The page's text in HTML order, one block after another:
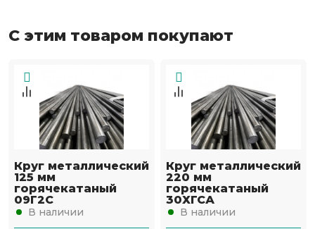
С этим товаром покупают
Круг металлический
125 мм
горячекатаный
09Г2С
В наличии
Круг металлический
220 мм
горячекатаный
30ХГСА
В наличии